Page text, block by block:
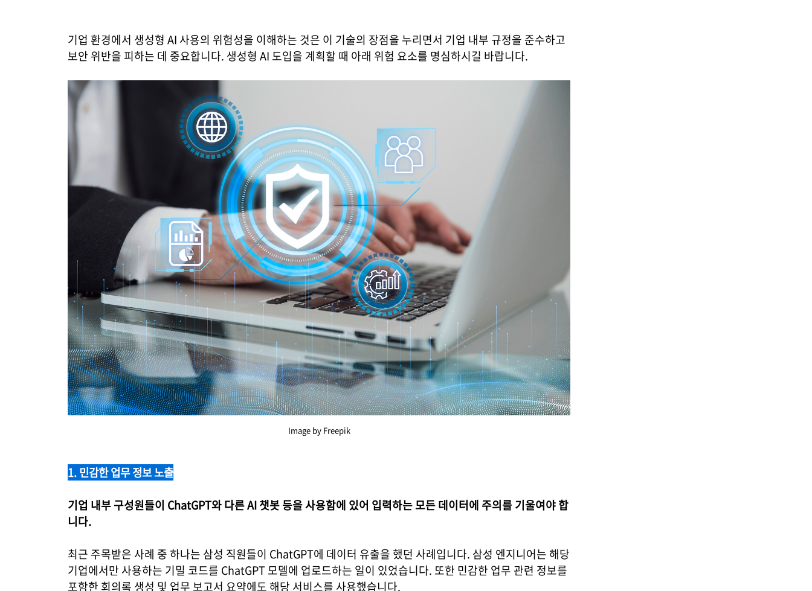
기업 환경에서 생성형 AI 사용의 위험성을 이해하는 것은 이 기술의 장점을 누리면서 기업 내부 규정을 준수하고
보안 위반을 피하는 데 중요합니다. 생성형 AI 도입을 계획할 때 아래 위험 요소를 명심하시길 바랍니다.
Image by Freepik
1. 민감한 업무 정보 노출
기업 내부 구성원들이 ChatGPT와 다른 AI 챗봇 등을 사용함에 있어 입력하는 모든 데이터에 주의를 기울여야 합
니다.
최근 주목받은 사례 중 하나는 삼성 직원들이 ChatGPT에 데이터 유출을 했던 사례입니다. 삼성 엔지니어는 해당
기업에서만 사용하는 기밀 코드를 ChatGPT 모델에 업로드하는 일이 있었습니다. 또한 민감한 업무 관련 정보를
포함한 회의록 생성 및 업무 보고서 요약에도 해당 서비스를 사용했습니다.